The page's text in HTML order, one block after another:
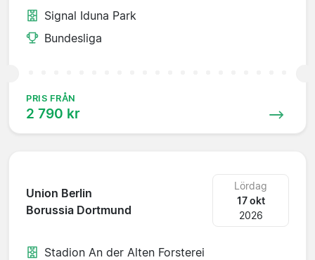
Signal Iduna Park
Bundesliga
PRIS FRÅN
2 790 kr
Union Berlin
Borussia Dortmund
Lördag
17 okt
2026
Stadion An der Alten Forsterei